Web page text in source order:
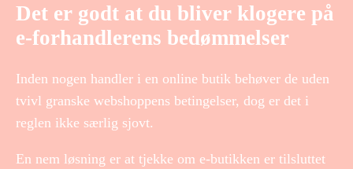
Det er godt at du bliver klogere på
e-forhandlerens bedømmelser
Inden nogen handler i en online butik behøver de uden
tvivl granske webshoppens betingelser, dog er det i
reglen ikke særlig sjovt.
En nem løsning er at tjekke om e-butikken er tilsluttet